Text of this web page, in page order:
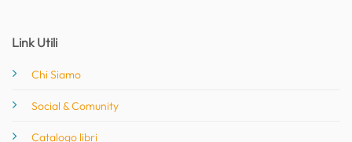
Link Utili
Chi Siamo
Social & Comunity
Catalogo libri